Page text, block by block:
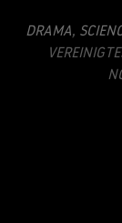
DRAMA,